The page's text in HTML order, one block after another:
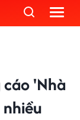
'Nhà